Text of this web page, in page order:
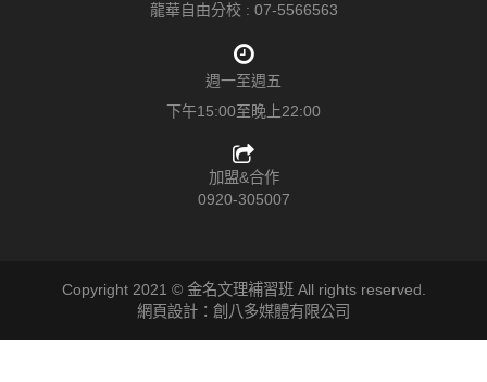
龍華自由分校 : 07-5566563
週一至週五
下午15:00至晚上22:00
加盟&合作
0920-305007
Copyright 2021 © 金名文理補習班 All rights reserved.
網頁設計：創八多媒體有限公司